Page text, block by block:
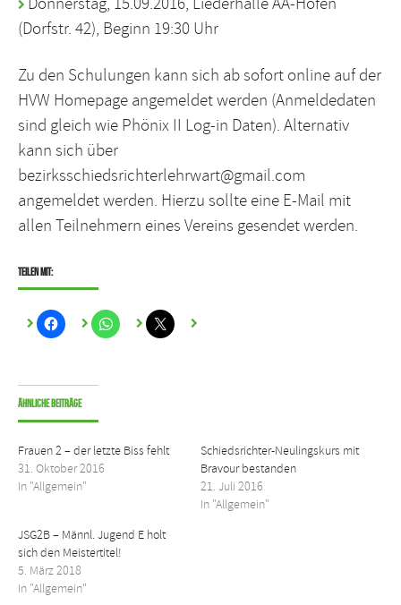
(Dorfstr. 42), Beginn 19:30 Uhr
Zu den Schulungen kann sich ab sofort online auf der
HVW Homepage angemeldet werden (Anmeldedaten
sind gleich wie Phönix II Log-in Daten). Alternativ
kann sich über
bezirksschiedsrichterlehrwart@gmail.com
angemeldet werden. Hierzu sollte eine E-Mail mit
allen Teilnehmern eines Vereins gesendet werden.
Teilen mit:
Ähnliche Beiträge
Frauen 2 – der letzte Biss fehlt
31. Oktober 2016
In "Allgemein"
Schiedsrichter-Neulingskurs mit
Bravour bestanden
21. Juli 2016
In "Allgemein"
JSG2B – Männl. Jugend E holt
sich den Meistertitel!
5. März 2018
In "Allgemein"